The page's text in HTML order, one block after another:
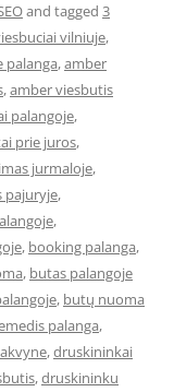
and tagged 3
vilniuje,
palanga,amber
,amber viesbutis
palangoje,
prie juros,
jurmaloje,
pajuryje,
,
, booking palanga,
, butas palangoje
, butų nuoma
palanga,
,druskininkai
,druskininku